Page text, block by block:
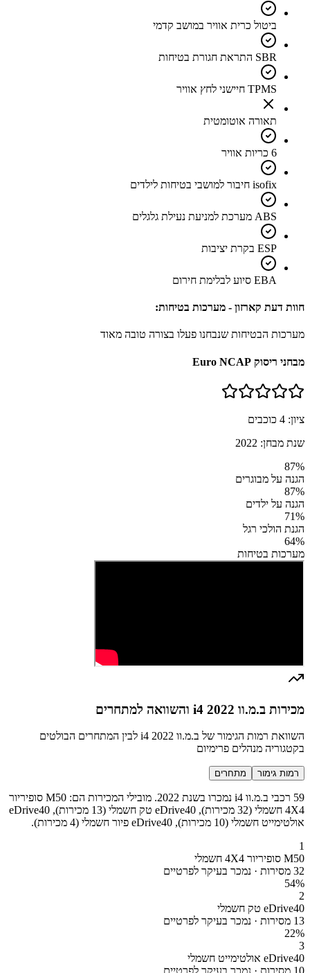
ביטול כרית אוויר במושב קדמי
SBR התראת חגורת בטיחות
TPMS חיישני לחץ אוויר
תאורה אוטומטית
6 כריות אוויר
isofix חיבור למושבי בטיחות לילדים
ABS מערכת למניעת נעילת גלגלים
ESP בקרת יציבות
EBA סיוע לבלימת חירום
חוות דעת קארזון - מערכות בטיחות:
מערכות הבטיחות שנבחנו פעלו בצורה טובה מאוד
מבחני ריסוק Euro NCAP
ציון: 4 כוכבים
שנת מבחן: 2022
87%
הגנה על מבוגרים
87%
הגנה על ילדים
71%
הגנת הולכי רגל
64%
מערכות בטיחות
מכירות ב.מ.וו i4 2022 והשוואה למתחרים
השוואת רמות הגימור של ב.מ.וו i4 2022 לבין המתחרים הבולטים
בקטגוריה מנהלים פרימיום
רמות גימור מתחרים
59 רכבי ב.מ.וו i4 נמכרו בשנת 2022. מובילי המכירות הם: M50 סופיריור
4X4 חשמלי (32 מכירות), eDrive40 טק חשמלי (13 מכירות), eDrive40
אולטימייט חשמלי (10 מכירות), eDrive40 פיור חשמלי (4 מכירות).
1
M50 סופיריור 4X4 חשמלי
32 מסירות · נמכר בעיקר לפרטיים
54%
2
eDrive40 טק חשמלי
13 מסירות · נמכר בעיקר לפרטיים
22%
3
eDrive40 אולטימייט חשמלי